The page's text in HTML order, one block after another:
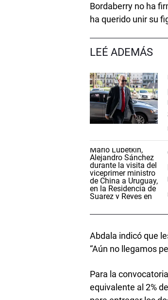
Bordaberry no ha
ha querido unir su
LEÉ ADEMÁS
Abdala indicó que
“Aún no llegamos
Para la
equivalente al 2%